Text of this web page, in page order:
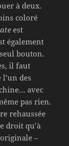
à deux.
coloré
est
également
bouton.
il faut
des
avec
pas rien.
rehaussée
droit qu’à
–